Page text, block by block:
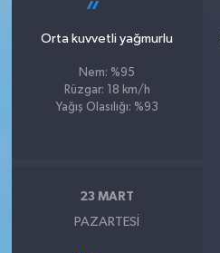
Orta kuvvetli yağmurlu
Nem: %95
Rüzgar: 18 km/h
Yağış Olasılığı: %93
23 MART
PAZARTESI